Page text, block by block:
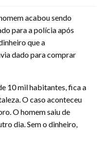
acabou sendo
para a polícia após
que a
dado para comprar
10 mil habitantes, fica a
O caso aconteceu
O homem saiu de
dia. Sem o dinheiro,